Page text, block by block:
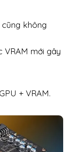
cũng không
VRAM mới gây
+ VRAM.